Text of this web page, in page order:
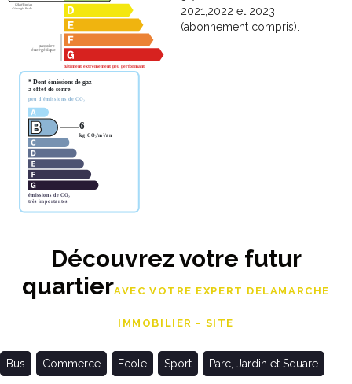
2021,2022 et 2023
(abonnement compris).
Découvrez votre futur
quartierAVEC VOTRE EXPERT DELAMARCHE
IMMOBILIER - SITE
Bus Commerce Ecole Sport Parc, Jardin et Square